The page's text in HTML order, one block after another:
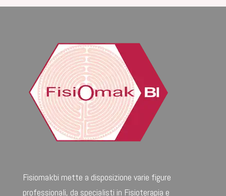
Fisiomakbi mette a disposizione varie figure
professionali, da specialisti in Fisioterapia e